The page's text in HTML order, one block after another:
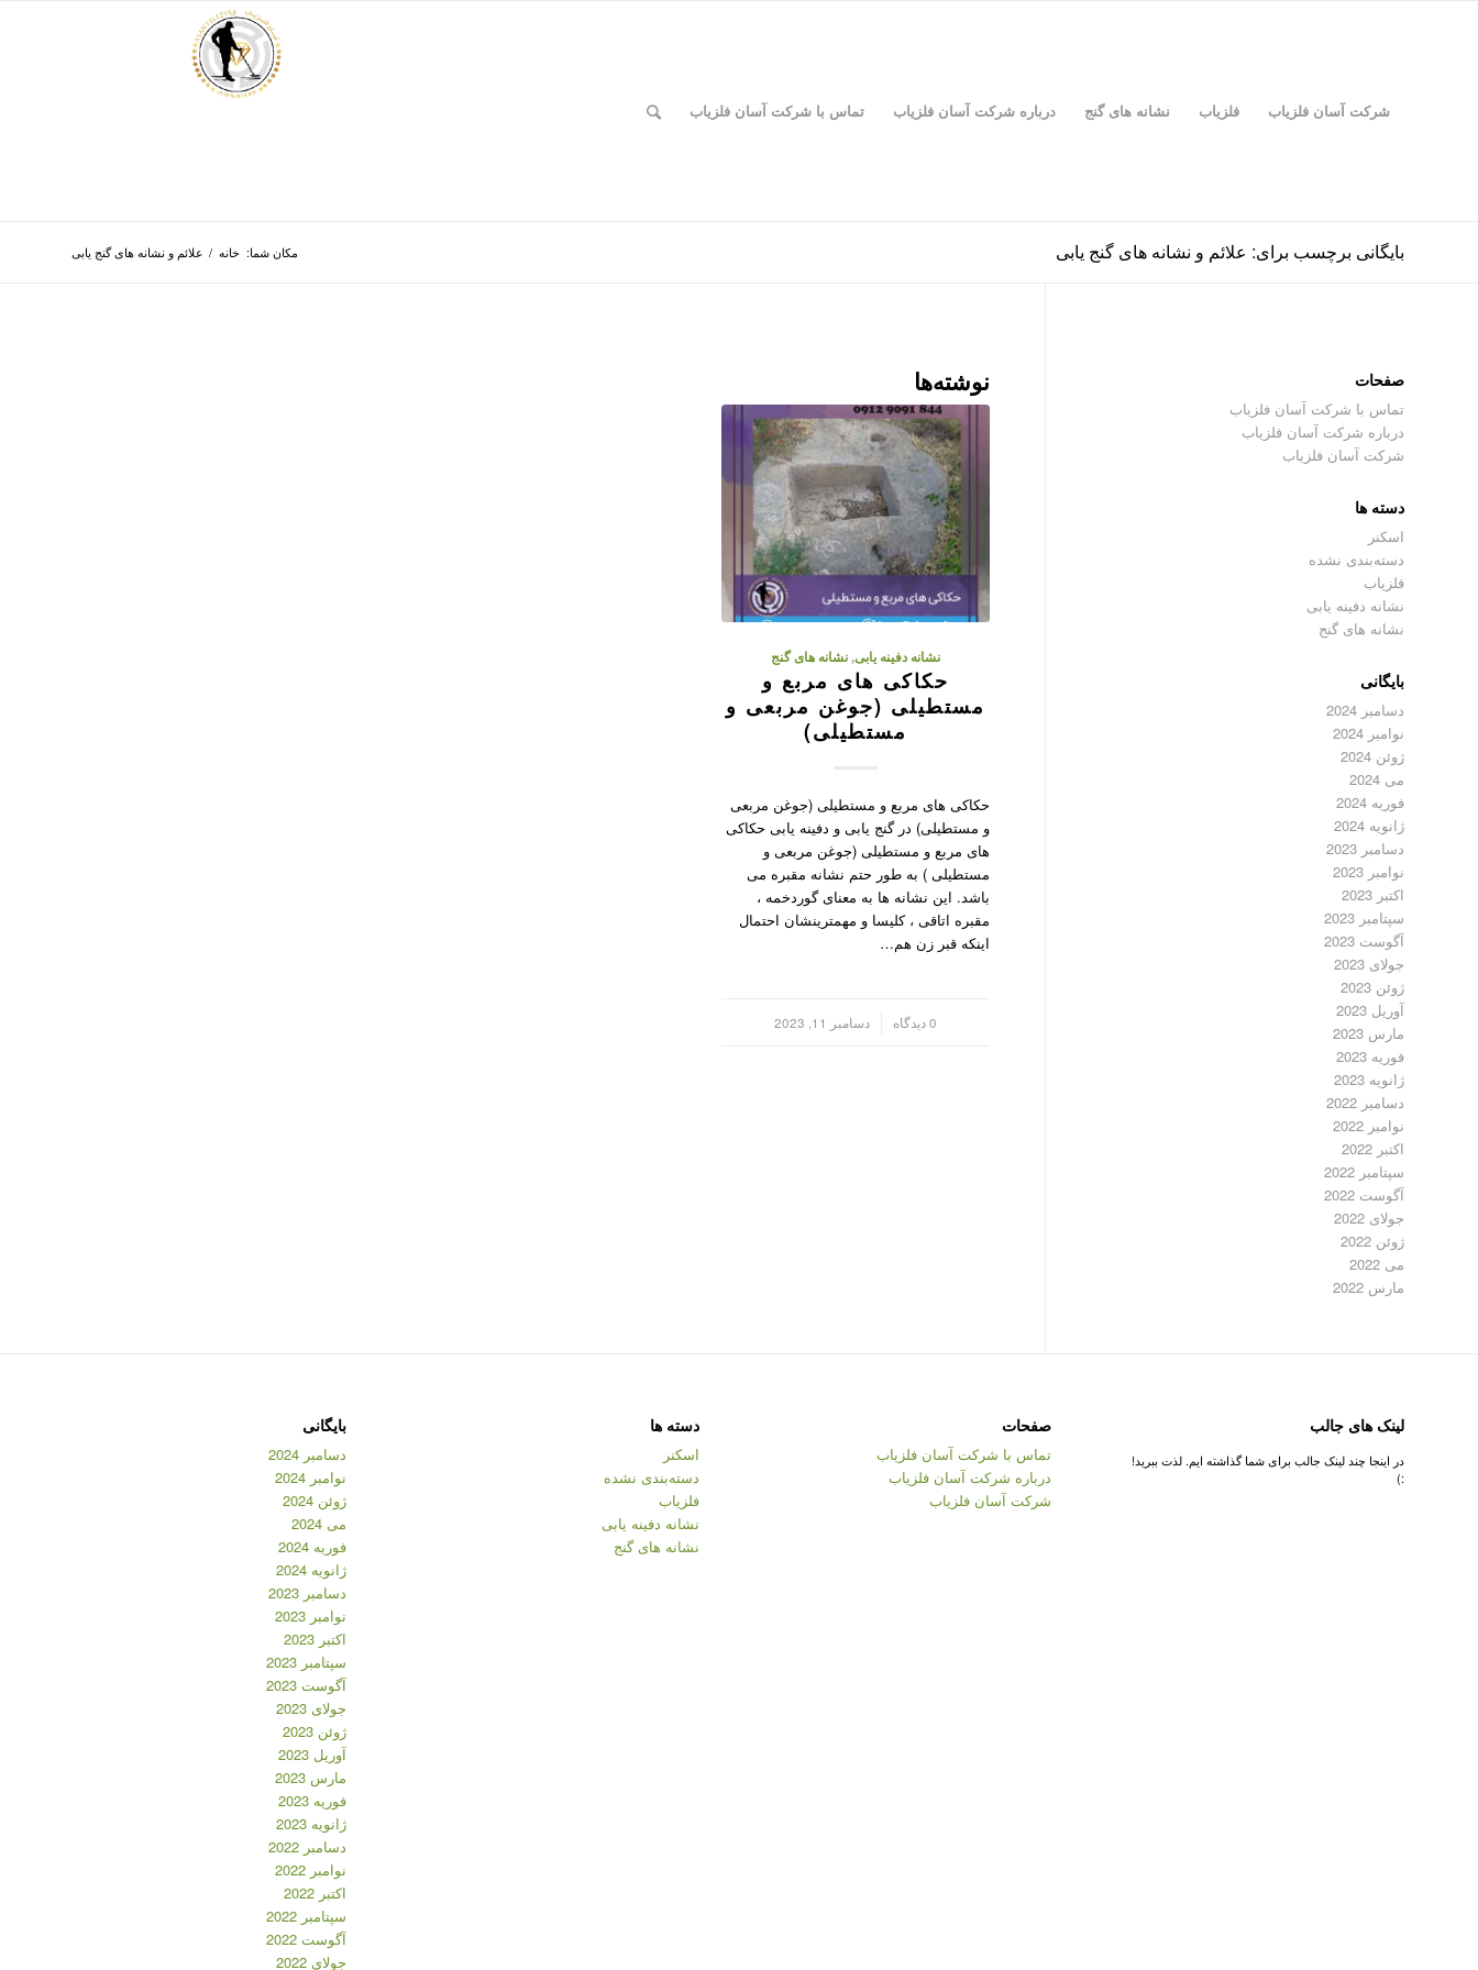
شرکت آسان فلزیاب فلزیاب نشانه های گنج درباره شرکت آسان فلزیاب تماس با شرکت آسان فلزیاب
بایگانی برچسب برای: علائم و نشانه های گنج یابی مکان شما: خانه / علائم و نشانه های گنج یابی
نوشته‌ها
نشانه دفینه یابی,نشانه های گنج
حکاکی های مربع و
مستطیلی (جوغن مربعی و
مستطیلی)
حکاکی های مربع و مستطیلی (جوغن مربعی
و مستطیلی) در گنج یابی و دفینه یابی حکاکی
های مربع و مستطیلی (جوغن مربعی و
مستطیلی ) به طور حتم نشانه مقبره می
باشد. این نشانه ها به معنای گوردخمه ،
مقبره اتاقی ، کلیسا و مهمترینشان احتمال
اینکه قبر زن هم…
0 دیدگاه دسامبر 11, 2023
صفحات
تماس با شرکت آسان فلزیاب
درباره شرکت آسان فلزیاب
شرکت آسان فلزیاب
دسته ها
اسکنر
دسته‌بندی نشده
فلزیاب
نشانه دفینه یابی
نشانه های گنج
بایگانی
دسامبر 2024
نوامبر 2024
ژوئن 2024
می 2024
فوریه 2024
ژانویه 2024
دسامبر 2023
نوامبر 2023
اکتبر 2023
سپتامبر 2023
آگوست 2023
جولای 2023
ژوئن 2023
آوریل 2023
مارس 2023
فوریه 2023
ژانویه 2023
دسامبر 2022
نوامبر 2022
اکتبر 2022
سپتامبر 2022
آگوست 2022
جولای 2022
ژوئن 2022
می 2022
مارس 2022
لینک های جالب
در اینجا چند لینک جالب برای شما گذاشته ایم. لذت ببرید!
:)
صفحات
تماس با شرکت آسان فلزیاب
درباره شرکت آسان فلزیاب
شرکت آسان فلزیاب
دسته ها
اسکنر
دسته‌بندی نشده
فلزیاب
نشانه دفینه یابی
نشانه های گنج
بایگانی
دسامبر 2024
نوامبر 2024
ژوئن 2024
می 2024
فوریه 2024
ژانویه 2024
دسامبر 2023
نوامبر 2023
اکتبر 2023
سپتامبر 2023
آگوست 2023
جولای 2023
ژوئن 2023
آوریل 2023
مارس 2023
فوریه 2023
ژانویه 2023
دسامبر 2022
نوامبر 2022
اکتبر 2022
سپتامبر 2022
آگوست 2022
جولای 2022